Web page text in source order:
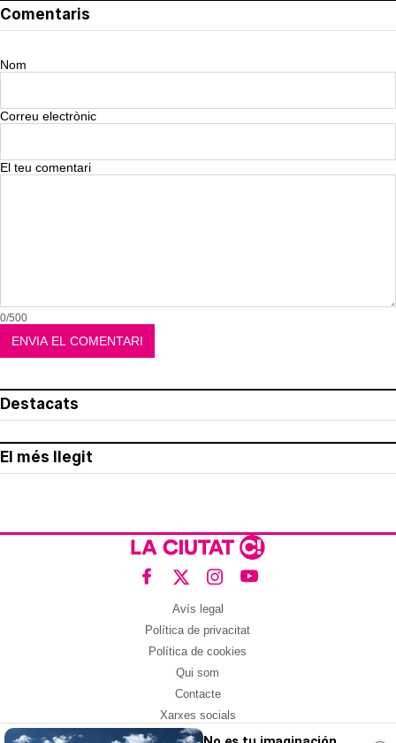
Comentaris
Nom
Correu electrònic
El teu comentari
0/500
Destacats
El més llegit
Avís legal
Política de privacitat
Política de cookies
Qui som
Contacte
Xarxes socials